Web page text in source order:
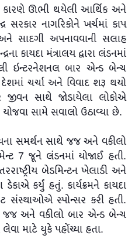
કારણે ઊભી થયેલી આર્થિક અને
સરકાર નાગરિકોને ખર્ચમાં કાપ
સાદગી અપનાવવાની સલાહ
કાયદા મંત્રાલય દ્વારા લંડનમાં
ઇન્ટરનેશનલ બાર એન્ડ બેન્ચ
ચર્ચા અને વિવાદ શરૂ થયો
સાથે જોડાયેલા લોકોએ
સામે સવાલો ઉઠાવ્યા છે.
સમર્થન સાથે જજ અને વકીલો
7 જૂને લંડનમાં યોજાઈ હતી.
બેડમિન્ટન ખેલાડી અને
કર્યું હતું. કાર્યક્રમને કાયદા
સંસ્થાઓએ સ્પોન્સર કરી હતી.
અને વકીલો બાર એન્ડ બેન્ચ
માટે યુકે પહોંચ્યા હતા.